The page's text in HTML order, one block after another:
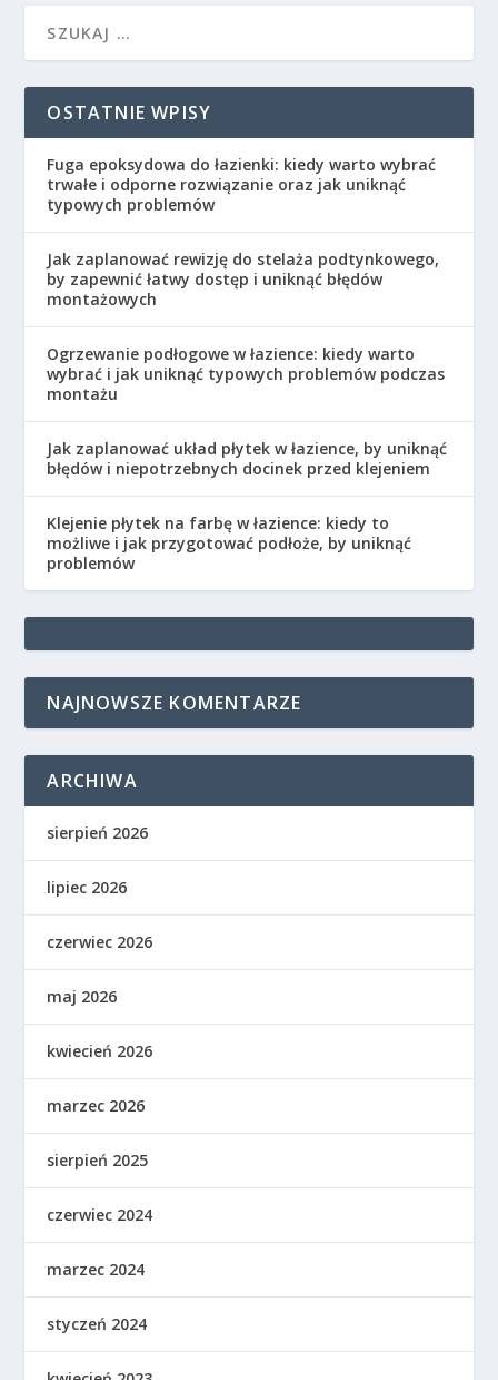
OSTATNIE WPISY
Fuga epoksydowa do łazienki: kiedy warto wybrać
trwałe i odporne rozwiązanie oraz jak uniknąć
typowych problemów
Jak zaplanować rewizję do stelaża podtynkowego,
by zapewnić łatwy dostęp i uniknąć błędów
montażowych
Ogrzewanie podłogowe w łazience: kiedy warto
wybrać i jak uniknąć typowych problemów podczas
montażu
Jak zaplanować układ płytek w łazience, by uniknąć
błędów i niepotrzebnych docinek przed klejeniem
Klejenie płytek na farbę w łazience: kiedy to
możliwe i jak przygotować podłoże, by uniknąć
problemów
NAJNOWSZE KOMENTARZE
ARCHIWA
sierpień 2026
lipiec 2026
czerwiec 2026
maj 2026
kwiecień 2026
marzec 2026
sierpień 2025
czerwiec 2024
marzec 2024
styczeń 2024